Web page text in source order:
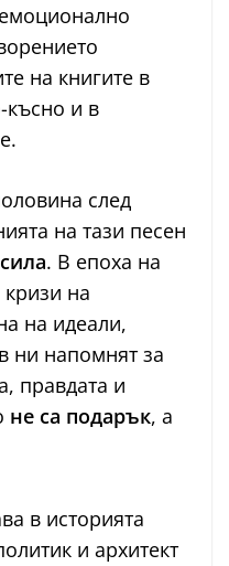
на книгите в
късно и в
след
на тази песен
. В епоха на
на
на идеали,
ни напомнят за
правдата и
не са подарък, а
в историята
и архитект